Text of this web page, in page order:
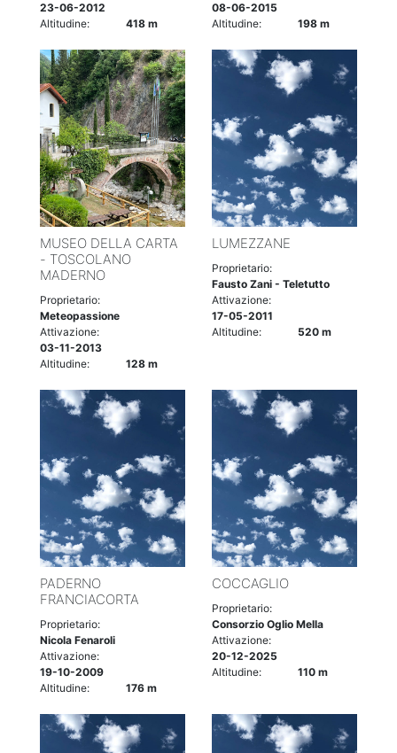
23-06-2012
Altitudine:
418 m
08-06-2015
Altitudine:
198 m
MUSEO DELLA CARTA
- TOSCOLANO
MADERNO
Proprietario:
Meteopassione
Attivazione:
03-11-2013
Altitudine:
128 m
LUMEZZANE
Proprietario:
Fausto Zani - Teletutto
Attivazione:
17-05-2011
Altitudine:
520 m
PADERNO
FRANCIACORTA
Proprietario:
Nicola Fenaroli
Attivazione:
19-10-2009
Altitudine:
176 m
COCCAGLIO
Proprietario:
Consorzio Oglio Mella
Attivazione:
20-12-2025
Altitudine:
110 m